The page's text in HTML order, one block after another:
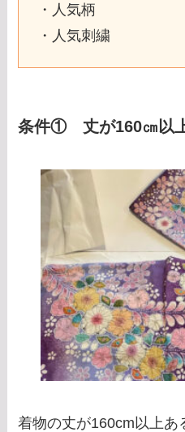
・人気柄
・人気刺繍
条件① 丈が160㎝以
着物の丈が160cm以上